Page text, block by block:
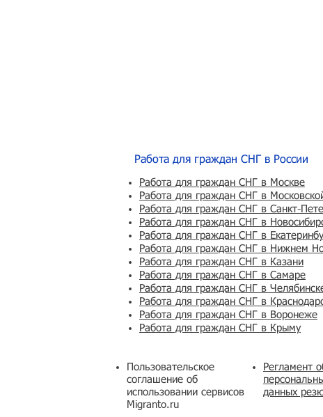
Работа для граждан СНГ в России
Работа для граждан СНГ в Москве
Работа для граждан СНГ в
Работа для граждан СНГ в Санкт-
Работа для граждан СНГ в
Работа для граждан СНГ в
Работа для граждан СНГ в Нижнем
Работа для граждан СНГ в Казани
Работа для граждан СНГ в Самаре
Работа для граждан СНГ в
Работа для граждан СНГ в
Работа для граждан СНГ в Воронеже
Работа для граждан СНГ в Крыму
Пользовательское
соглашение об
использовании сервисов
Migranto.ru
Регламент
данных